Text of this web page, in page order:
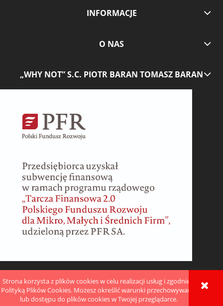
Strona korzysta z plików cookies w celu realizacji usług i zgodnie z
Polityką Plików Cookies. Możesz określić warunki przechowywania
lub dostępu do plików cookies w Twojej przeglądarce.
INFORMACJE
O NAS
„WHY NOT” S.C. PIOTR BARAN TOMASZ BARAN
POKAŻ PEŁNĄ WERSJĘ STRONY
Sklep internetowy Shoper.pl